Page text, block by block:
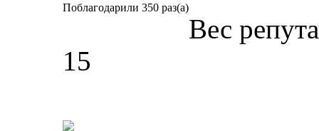
Поблагодарили 350 раз(а)
Вес
15